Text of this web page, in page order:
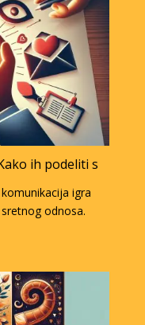
ih podeliti s
igra
odnosa.